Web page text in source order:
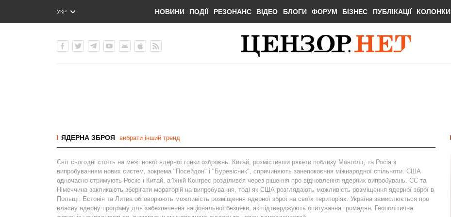
УКР
ENG
НОВИНИ ПОДІЇ РЕЗОНАНС ВІДЕО БЛОГИ ФОРУМ БІЗНЕС ПУБЛІКАЦІЇ КОЛОНКИ
ЯДЕРНА ЗБРОЯ вибрати інший тренд
Світ сьогодні стоїть на межі нової ядерної гонки озброєнь. Китай, розмістивши ракети поблизу Монголії, та Росія з
випробуванням нових систем, зокрема "Посейдон" і "Буревісник", спричиняють занепокоєння міжнародної спільноти. США
одночасно стримують Росію і Китай, а їхній Конгрес розділився через рішення про відновлення ядерних випробувань. ЄС та
Німеччина закликають зберігати мораторій на випробування, тоді як США розглядають можливість розміщення ядерної зброї в
Польщі. Естонія та Литва обговорюють можливість розміщення ядерної зброї на своїх територіях. Україна замислюється про
власну ядерну програму для забезпечення національної безпеки, як підтверджують опитування громадян. Геополітична